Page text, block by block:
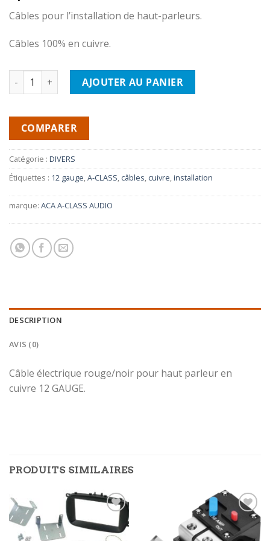
Câbles pour l’installation de haut-parleurs.
Câbles 100% en cuivre.
quantité de A-CLASS AUDIO Câbles pour haut-parleurs 12
AJOUTER AU PANIER
COMPARER
Catégorie : DIVERS
Étiquettes : 12 gauge,A-CLASS, câbles, cuivre,installation
marque: ACA A-CLASS AUDIO
DESCRIPTION
AVIS (0)
Câble électrique rouge/noir pour haut parleur en
cuivre 12 GAUGE.
PRODUITS SIMILAIRES